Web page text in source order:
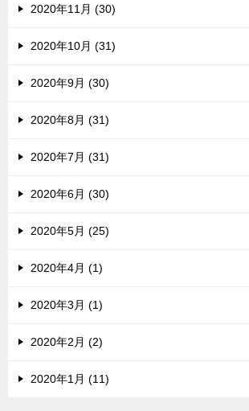
2020年11月 (30)
2020年10月 (31)
2020年9月 (30)
2020年8月 (31)
2020年7月 (31)
2020年6月 (30)
2020年5月 (25)
2020年4月 (1)
2020年3月 (1)
2020年2月 (2)
2020年1月 (11)